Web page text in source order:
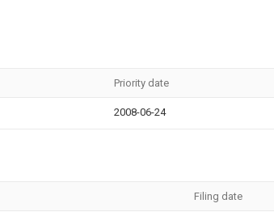
Priority date
2008-06-24
Filing date